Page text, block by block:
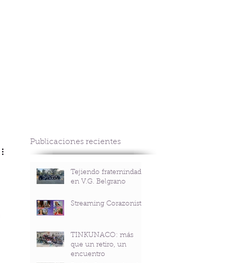
Publicaciones recientes
Tejiendo fraternindad
en V.G. Belgrano
Streaming Corazonista
TINKUNACO: más
que un retiro, un
encuentro